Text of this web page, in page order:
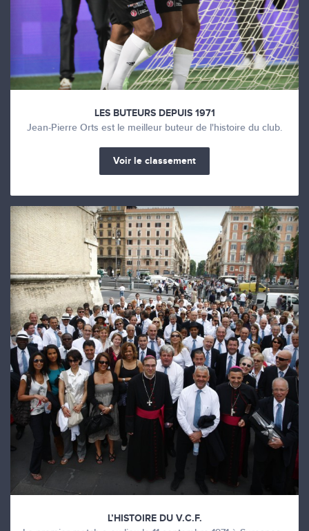
LES BUTEURS DEPUIS 1971
Jean-Pierre Orts est le meilleur buteur de l'histoire du club.
Voir le classement
L’HISTOIRE DU V.C.F.